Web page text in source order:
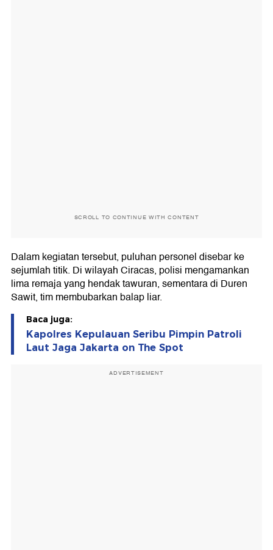
SCROLL TO CONTINUE WITH CONTENT
Dalam kegiatan tersebut, puluhan personel disebar ke
sejumlah titik. Di wilayah Ciracas, polisi mengamankan
lima remaja yang hendak tawuran, sementara di Duren
Sawit, tim membubarkan balap liar.
Baca juga:
Kapolres Kepulauan Seribu Pimpin Patroli
Laut Jaga Jakarta on The Spot
ADVERTISEMENT